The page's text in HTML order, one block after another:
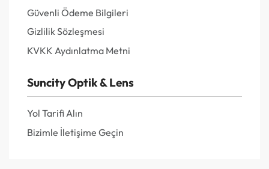
Güvenli Ödeme Bilgileri
Gizlilik Sözleşmesi
KVKK Aydınlatma Metni
Suncity Optik & Lens
Yol Tarifi Alın
Bizimle İletişime Geçin